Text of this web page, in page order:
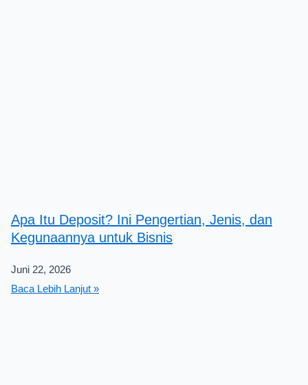
Apa Itu Deposit? Ini Pengertian, Jenis, dan
Kegunaannya untuk Bisnis
Juni 22, 2026
Baca Lebih Lanjut »